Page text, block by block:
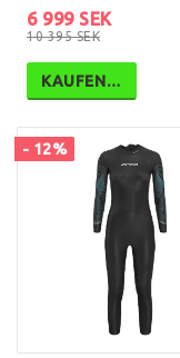
10 395 SEK
6 999 SEK
KAUFEN…
- 12%